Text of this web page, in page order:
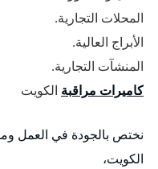
المحلات التجارية.
الأبراج العالية.
المنشآت التجارية.
كاميرات مراقبة الكويت
نختص بالجودة في العمل
الكويت،